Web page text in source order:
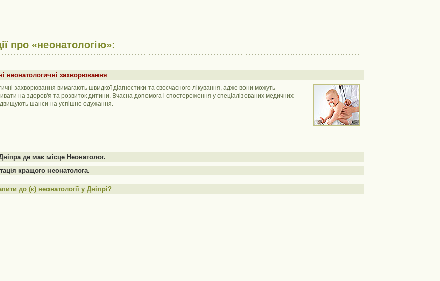
про «неонатологію»:
неонатологичні захворювання
захворювання вимагають швидкої діагностики та своєчасного лікування, адже вони можуть
на здоров'я та розвиток дитини. Вчасна допомога і спостереження у спеціалізованих медичних
шанси на успішне одужання.
де має місце Неонатолог.
кращого неонатолога.
до (к) неонатології у Дніпрі?